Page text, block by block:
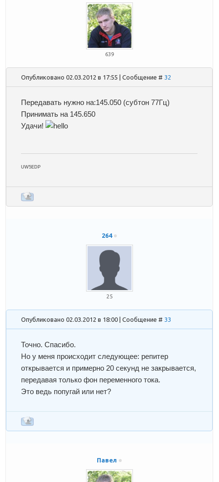
639
Опубликовано 02.03.2012 в 17:55 | Сообщение # 32
Передавать нужно на:145.050 (субтон 77Гц)
Принимать на 145.650
Удачи!
UW5EDP
264
25
Опубликовано 02.03.2012 в 18:00 | Сообщение # 33
Точно. Спасибо.
Но у меня происходит следующее: репитер
открывается и примерно 20 секунд не закрывается,
передавая только фон переменного тока.
Это ведь попугай или нет?
Павел